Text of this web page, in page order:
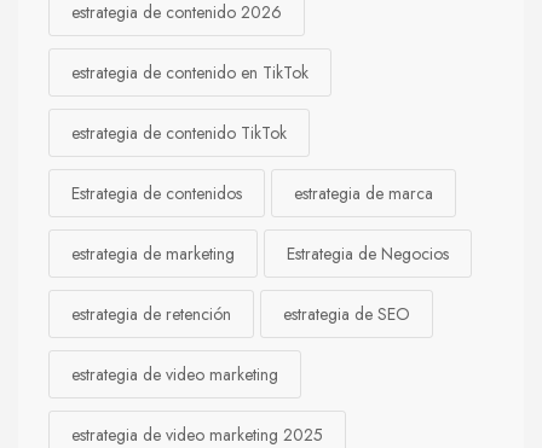
estrategia de contenido 2026
estrategia de contenido en TikTok
estrategia de contenido TikTok
Estrategia de contenidos estrategia de marca
estrategia de marketing Estrategia de Negocios
estrategia de retención estrategia de SEO
estrategia de video marketing
estrategia de video marketing 2025